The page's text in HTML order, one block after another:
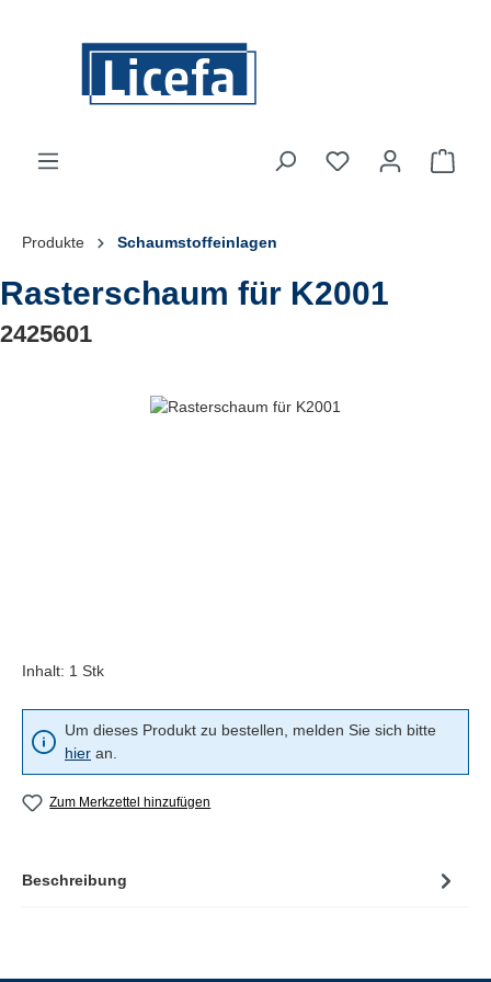
Du hast 0
Produkte Schaumstoffeinlagen
Rasterschaum für K2001
2425601
Bildergalerie überspringen
Inhalt: 1 Stk
Um dieses Produkt zu bestellen, melden Sie sich bitte
hier an.
Zum Merkzettel hinzufügen
Beschreibung